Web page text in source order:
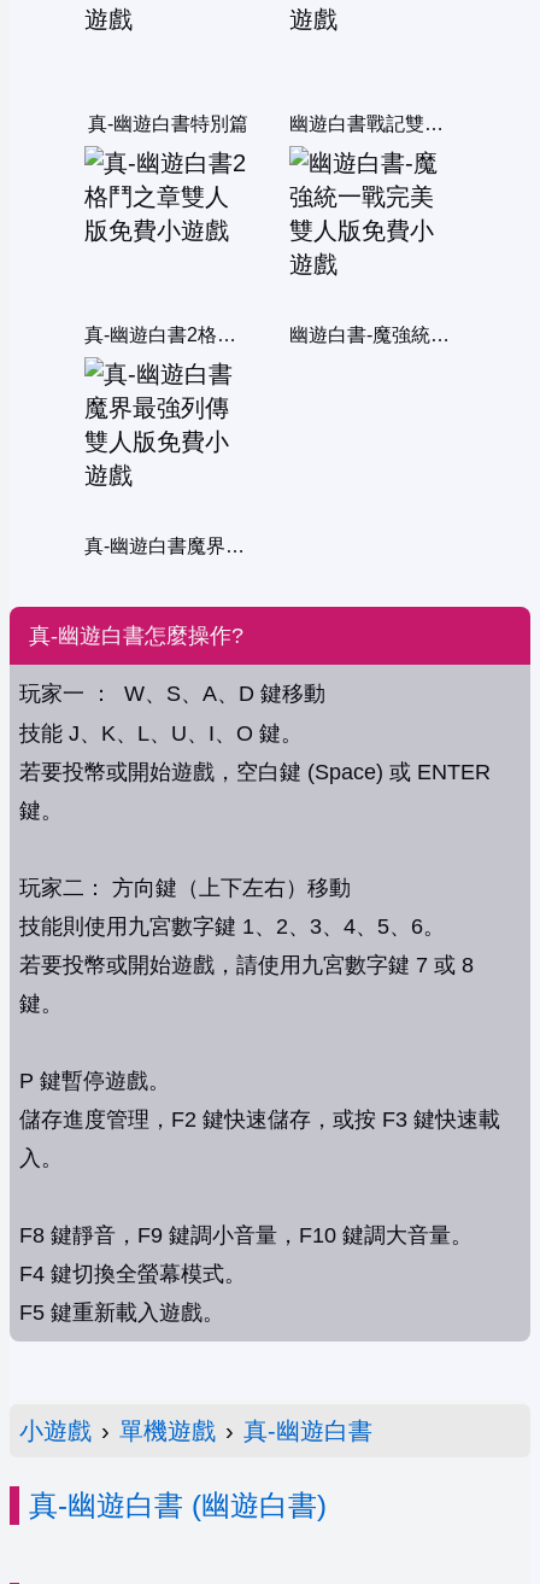
真-幽遊白書特別篇 幽遊白書戰記雙人版
真-幽遊白書2格鬥之章雙人版 幽遊白書-魔強統一戰完美雙人版
真-幽遊白書魔界最強列傳雙人版
真-幽遊白書怎麼操作?
玩家一 ： W、S、A、D 鍵移動
技能 J、K、L、U、I、O 鍵。
若要投幣或開始遊戲，空白鍵 (Space) 或 ENTER
鍵。
玩家二： 方向鍵（上下左右）移動
技能則使用九宮數字鍵 1、2、3、4、5、6。
若要投幣或開始遊戲，請使用九宮數字鍵 7 或 8
鍵。
P 鍵暫停遊戲。
儲存進度管理，F2 鍵快速儲存，或按 F3 鍵快速載
入。
F8 鍵靜音，F9 鍵調小音量，F10 鍵調大音量。
F4 鍵切換全螢幕模式。
F5 鍵重新載入遊戲。
小遊戲 › 單機遊戲 › 真-幽遊白書
真-幽遊白書 (幽遊白書)